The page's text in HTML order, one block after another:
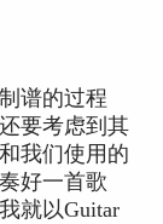
谱的过程
要考虑到其
我们使用的
好一首歌
就以Guitar